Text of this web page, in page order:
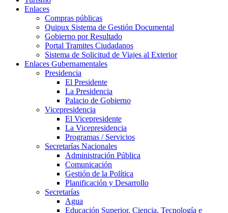
Enlaces
Compras públicas
Quipux Sistema de Gestión Documental
Gobierno por Resultado
Portal Tramites Ciudadanos
Sistema de Solicitud de Viajes al Exterior
Enlaces Gubernamentales
Presidencia
El Presidente
La Presidencia
Palacio de Gobierno
Vicepresidencia
El Vicepresidente
La Vicepresidencia
Programas / Servicios
Secretarías Nacionales
Administración Pública
Comunicación
Gestión de la Política
Planificación y Desarrollo
Secretarías
Agua
Educación Superior, Ciencia, Tecnología e